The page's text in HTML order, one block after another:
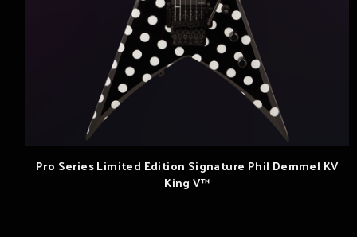
Pro Series Limited Edition Signature Phil Demmel KV
King V™